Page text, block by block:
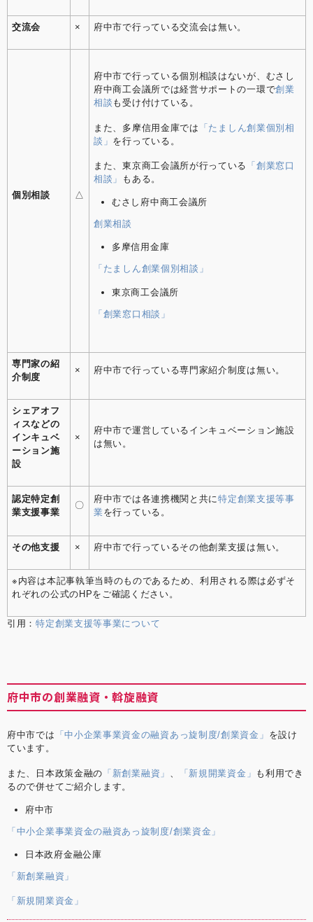
交流会 × 府中市で行っている交流会は無い。
個別相談 △
府中市で行っている個別相談はないが、むさし
府中商工会議所では経営サポートの一環で創業
相談 も受け付けている。
また、多摩信用金庫では 「たましん創業個別相
談」 を行っている。
また、東京商工会議所が行っている 「創業窓口
相談」
もある。
むさし府中商工会議所
創業相談
多摩信用金庫
「たましん創業個別相談」
東京商工会議所
「創業窓口相談」
専門家の紹
介制度
× 府中市で行っている専門家紹介制度は無い。
シェアオフ
ィスなどの
インキュベ
ーション施
設
×
府中市で運営しているインキュベーション施設
は無い。
認定特定創
業支援事業
〇
府中市では各連携機関と共に特定創業支援等事
業 を行っている。
その他支援 × 府中市で行っているその他創業支援は無い。
※内容は本記事執筆当時のものであるため、利用される際は必ずそ
れぞれの公式のHPをご確認ください。
引用：特定創業支援等事業について
府中市の創業融資・斡旋融資
府中市では 「中小企業事業資金の融資あっ旋制度/創業資金」 を設け
ています。
また、日本政策金融の 「新創業融資」 「新規開業資金」 も利用でき
るので併せてご紹介します。
府中市
「中小企業事業資金の融資あっ旋制度/創業資金」
日本政府金融公庫
「新創業融資」
「新規開業資金」